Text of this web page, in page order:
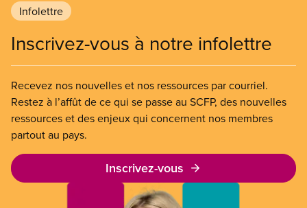
Infolettre
Inscrivez-vous à notre infolettre
Recevez nos nouvelles et nos ressources par courriel.
Restez à l’affût de ce qui se passe au SCFP, des nouvelles
ressources et des enjeux qui concernent nos membres
partout au pays.
Inscrivez-vous